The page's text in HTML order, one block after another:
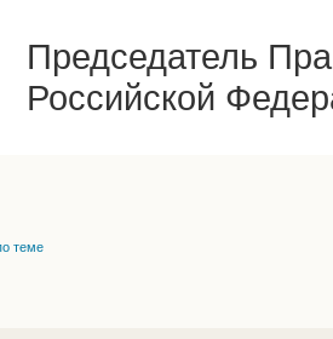
Председатель
Российской
теме